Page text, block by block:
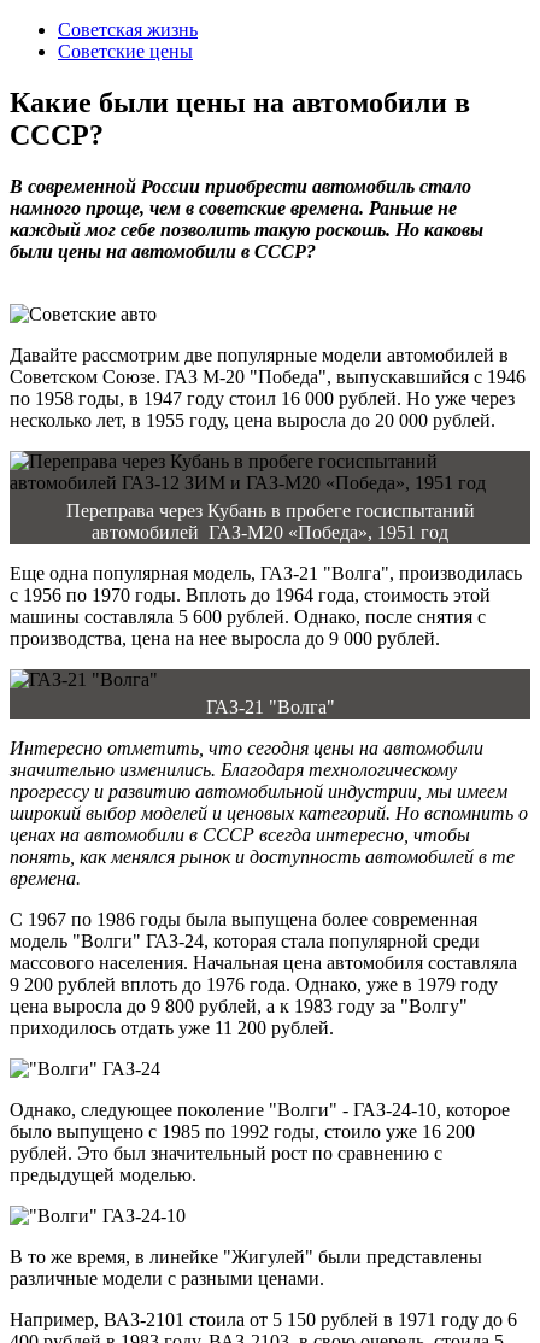
Советская жизнь
Советские цены
Какие были цены на автомобили в
СССР?
В современной России приобрести автомобиль стало
намного проще, чем в советские времена. Раньше не
каждый мог себе позволить такую роскошь. Но каковы
были цены на автомобили в СССР?
Давайте рассмотрим две популярные модели автомобилей в
Советском Союзе. ГАЗ М-20 "Победа", выпускавшийся с 1946
по 1958 годы, в 1947 году стоил 16 000 рублей. Но уже через
несколько лет, в 1955 году, цена выросла до 20 000 рублей.
Переправа через Кубань в пробеге госиспытаний
автомобилей ГАЗ-М20 «Победа», 1951 год
Еще одна популярная модель, ГАЗ-21 "Волга", производилась
с 1956 по 1970 годы. Вплоть до 1964 года, стоимость этой
машины составляла 5 600 рублей. Однако, после снятия с
производства, цена на нее выросла до 9 000 рублей.
ГАЗ-21 "Волга"
Интересно отметить, что сегодня цены на автомобили
значительно изменились. Благодаря технологическому
прогрессу и развитию автомобильной индустрии, мы имеем
широкий выбор моделей и ценовых категорий. Но вспомнить о
ценах на автомобили в СССР всегда интересно, чтобы
понять, как менялся рынок и доступность автомобилей в те
времена.
С 1967 по 1986 годы была выпущена более современная
модель "Волги" ГАЗ-24, которая стала популярной среди
массового населения. Начальная цена автомобиля составляла
9 200 рублей вплоть до 1976 года. Однако, уже в 1979 году
цена выросла до 9 800 рублей, а к 1983 году за "Волгу"
приходилось отдать уже 11 200 рублей.
Однако, следующее поколение "Волги" - ГАЗ-24-10, которое
было выпущено с 1985 по 1992 годы, стоило уже 16 200
рублей. Это был значительный рост по сравнению с
предыдущей моделью.
В то же время, в линейке "Жигулей" были представлены
различные модели с разными ценами.
Например, ВАЗ-2101 стоила от 5 150 рублей в 1971 году до 6